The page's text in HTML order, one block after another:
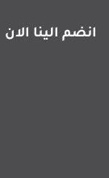
انضم الينا الان